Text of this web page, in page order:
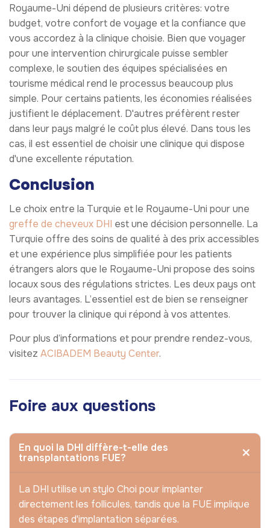
Royaume-Uni dépend de plusieurs critères: votre
budget, votre confort de voyage et la confiance que
vous accordez à la clinique choisie. Bien que voyager
pour une intervention chirurgicale puisse sembler
complexe, le soutien des équipes spécialisées en
tourisme médical rend le processus beaucoup plus
simple. Pour certains patients, les économies réalisées
justifient le déplacement. D'autres préfèrent rester
dans leur pays malgré le coût plus élevé. Dans tous les
cas, il est essentiel de choisir une clinique qui dispose
d'une excellente réputation.
Conclusion
Le choix entre la Turquie et le Royaume-Uni pour une
greffe de cheveux DHI est une décision personnelle. La
Turquie offre des soins de qualité à des prix accessibles
et une expérience plus simplifiée pour les patients
étrangers alors que le Royaume-Uni propose des soins
locaux sous des régulations strictes. Les deux pays ont
leurs avantages. L’essentiel est de bien se renseigner
pour trouver la clinique qui répond à vos attentes.
Pour plus d’informations et pour prendre rendez-vous,
visitez ACIBADEM Beauty Center.
Foire aux questions
En quoi la DHI diffère-t-elle des
transplantations FUE?
La DHI utilise un stylo Choi pour implanter
directement les follicules, tandis que la FUE implique
des étapes d'implantation séparées.